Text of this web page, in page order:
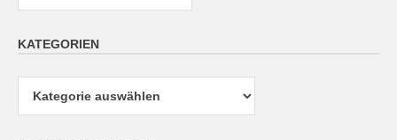
KATEGORIEN